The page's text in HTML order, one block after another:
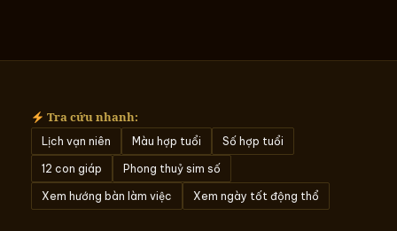
Tra cứu nhanh:
Lịch vạn niên Màu hợp tuổi Số hợp tuổi
12 con giáp Phong thuỷ sim số
Xem hướng bàn làm việc Xem ngày tốt động thổ